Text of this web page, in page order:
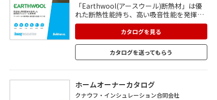
「Earthwool(アースウール)断熱材」は優
れた断熱性能持ち、高い吸音性能を発揮。
撥水性に優れ、高い剛性、不燃性も有しま
す。 従来のグラスウール断熱材より臭いが
少なく、ソフトな手触りで快適な施工が実
現。 Earthwool(アースウール)は最大80%
のリサイクルガラスを使用して作られ、ホ
カタログを見る
カタログを送ってもらう
ホームオーナーカタログ
クナウフ・インシュレーション合同会社